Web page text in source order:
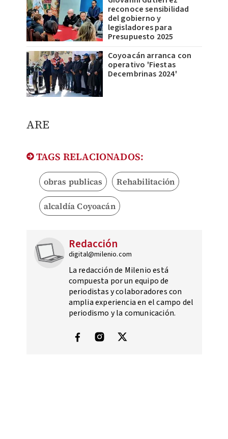
reconoce sensibilidad
del gobierno y
legisladores para
Presupuesto 2025
Coyoacán arranca con
operativo 'Fiestas
Decembrinas 2024'
ARE
TAGS RELACIONADOS:
obras publicas Rehabilitación
alcaldía Coyoacán
Redacción
digital@milenio.com
La redacción de Milenio está
compuesta por un equipo de
periodistas y colaboradores con
amplia experiencia en el campo del
periodismo y la comunicación.